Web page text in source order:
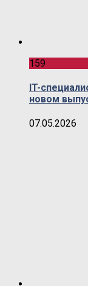
159
IT-
новом
07.05.2026